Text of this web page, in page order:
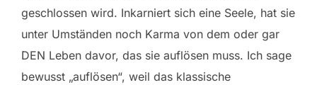
geschlossen wird. Inkarniert sich eine Seele, hat sie
unter Umständen noch Karma von dem oder gar
DEN Leben davor, das sie auflösen muss. Ich sage
bewusst „auflösen“, weil das klassische